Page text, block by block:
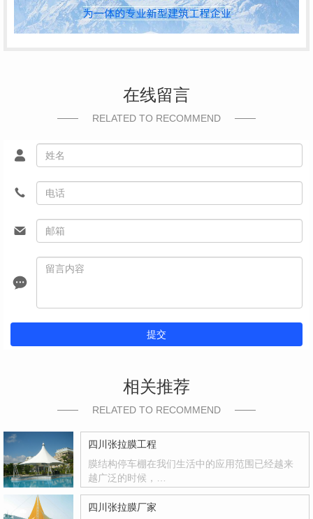
在线留言
RELATED TO RECOMMEND
提交
相关推荐
RELATED TO RECOMMEND
四川张拉膜工程
膜结构停车棚在我们生活中的应用范围已经越来
越广泛的时候，…
四川张拉膜厂家